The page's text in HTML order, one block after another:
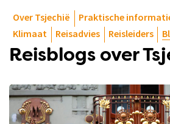
Over Tsjechië Praktische
Klimaat
Reisadvies Reisleiders
Reisblogs over